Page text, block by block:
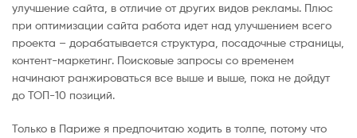
улучшение сайта, в отличие от других видов рекламы. Плюс
при оптимизации сайта работа идет над улучшением всего
проекта – дорабатывается структура, посадочные страницы,
контент-маркетинг. Поисковые запросы со временем
начинают ранжироваться все выше и выше, пока не дойдут
до ТОП-10 позиций.
Только в Париже я предпочитаю ходить в толпе, потому что